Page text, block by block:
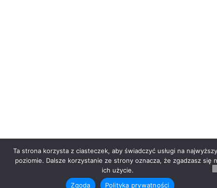
Ta strona korzysta z ciasteczek, aby świadczyć usługi na
poziomie. Dalsze korzystanie ze strony oznacza, że zgadzasz się
ich użycie.
Zgoda
Polityka prywatności